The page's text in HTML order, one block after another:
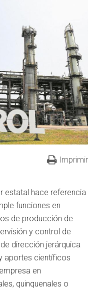
Imprimir
estatal hace referencia
funciones en
de producción de
y control de
dirección jerárquica
aportes científicos
en
quinquenales o